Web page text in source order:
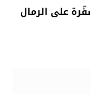
على الرمال